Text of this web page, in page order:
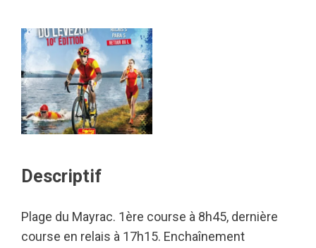
Descriptif
Plage du Mayrac. 1ère course à 8h45, dernière
course en relais à 17h15. Enchaînement